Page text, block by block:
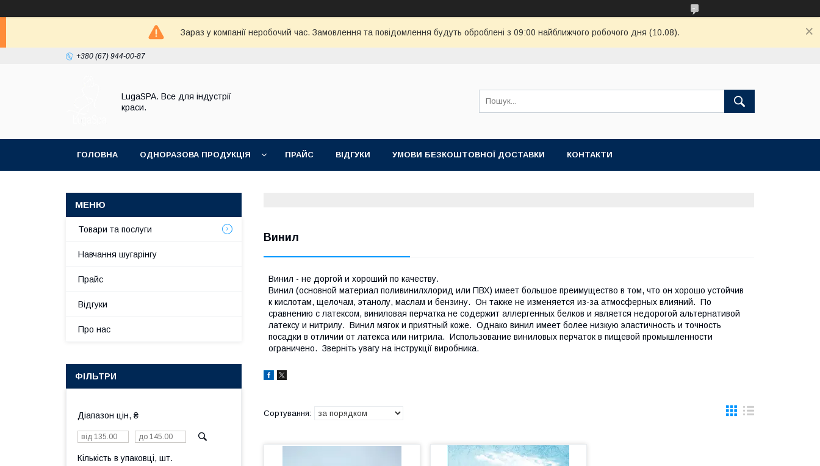
Зараз у компанії неробочий час. Замовлення та повідомлення будуть оброблені з 09:00 найближчого робочого дня (10.08).
+380 (67) 944-00-87
LugaSPA. Все для індустрії
краси.
ГОЛОВНА ОДНОРАЗОВА ПРОДУКЦІЯ ПРАЙС ВІДГУКИ УМОВИ БЕЗКОШТОВНОЇ ДОСТАВКИ КОНТАКТИ
Винил
Винил - не доргой и хороший по качеству.
Винил (основной материал поливинилхлорид или ПВХ) имеет большое преимущество в том, что он хорошо устойчив
к кислотам, щелочам, этанолу, маслам и бензину. Он также не изменяется из-за атмосферных влияний. По
сравнению с латексом, виниловая перчатка не содержит аллергенных белков и является недорогой альтернативой
латексу и нитрилу. Винил мягок и приятный коже. Однако винил имеет более низкую эластичность и точность
посадки в отличии от латекса или нитрила. Использование виниловых перчаток в пищевой промышленности
ограничено. Зверніть увагу на інструкції виробника.
Товари та послуги
Навчання шугарінгу
Прайс
Відгуки
Про нас
ФІЛЬТРИ
Діапазон цін, ₴
Кількість в упаковці, шт.